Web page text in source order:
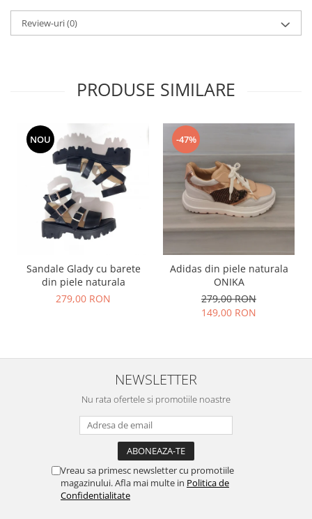
Review-uri(0)
PRODUSE SIMILARE
NOU
Sandale Glady cu barete
din piele naturala
279,00 RON
-47%
Adidas din piele naturala
ONIKA
279,00 RON
149,00 RON
NEWSLETTER
Nu rata ofertele si promotiile noastre
Vreau sa primesc newsletter cu promotiile
magazinului. Afla mai multe in Politica de
Confidentialitate